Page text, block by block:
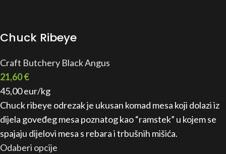
Chuck Ribeye
Craft Butchery Black Angus
21,60€
45,00 eur/kg
Chuck ribeye odrezak je ukusan komad mesa koji dolazi iz
dijela goveđeg mesa poznatog kao “ramstek” u kojem se
spajaju dijelovi mesa s rebara i trbušnih mišića.
Odaberi opcije